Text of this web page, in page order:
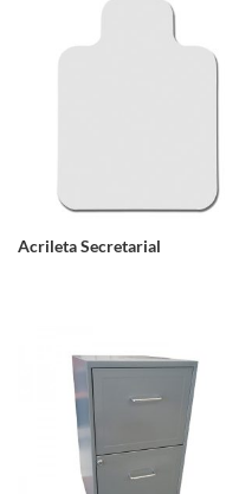
Acrileta Secretarial